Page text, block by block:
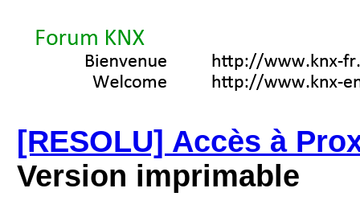
[RESOLU] Accès à
Version imprimable